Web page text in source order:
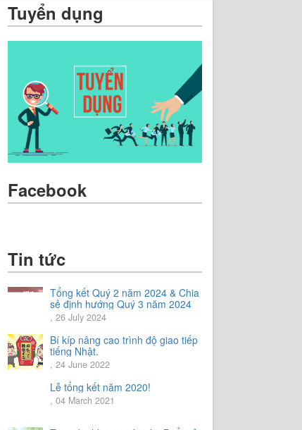
Tuyển dụng
Facebook
Tin tức
Tổng kết Quý 2 năm 2024 & Chia
sẻ định hướng Quý 3 năm 2024
, 26 July 2024
Bí kíp nâng cao trình độ giao tiếp
tiếng Nhật.
, 24 June 2022
Lễ tổng kết năm 2020!
, 04 March 2021